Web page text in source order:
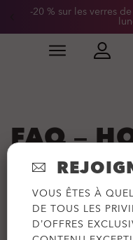
Skip to
-20 % sur les verres
Slide 2 of 2. -20 % sur
FAQ –
VOUS ÊTES À
DE TOUS LES
D’OFFRES